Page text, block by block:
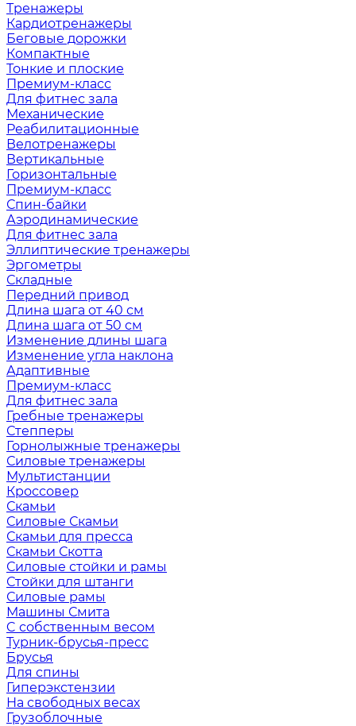
Тренажеры
Кардиотренажеры
Беговые дорожки
Компактные
Тонкие и плоские
Премиум-класс
Для фитнес зала
Механические
Реабилитационные
Велотренажеры
Вертикальные
Горизонтальные
Премиум-класс
Спин-байки
Аэродинамические
Для фитнес зала
Эллиптические тренажеры
Эргометры
Складные
Передний привод
Длина шага от 40 см
Длина шага от 50 см
Изменение длины шага
Изменение угла наклона
Адаптивные
Премиум-класс
Для фитнес зала
Гребные тренажеры
Степперы
Горнолыжные тренажеры
Силовые тренажеры
Мультистанции
Кроссовер
Скамьи
Силовые Скамьи
Скамьи для пресса
Скамьи Скотта
Силовые стойки и рамы
Стойки для штанги
Силовые рамы
Машины Смита
C собственным весом
Турник-брусья-пресс
Брусья
Для спины
Гиперэкстензии
На свободных весах
Грузоблочные